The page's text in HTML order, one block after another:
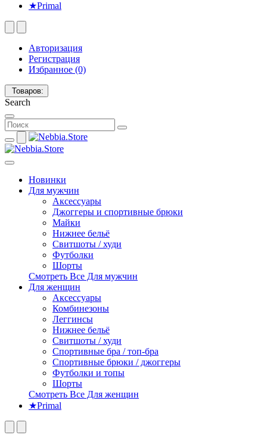
★Primal
Авторизация
Регистрация
Избранное (0)
Товаров:
Search
Новинки
Для мужчин
Аксессуары
Джоггеры и спортивные брюки
Майки
Нижнее бельё
Свитшоты / худи
Футболки
Шорты
Смотреть Все Для мужчин
Для женщин
Аксессуары
Комбинезоны
Леггинсы
Нижнее бельё
Свитшоты / худи
Спортивные бра / топ-бра
Спортивные брюки / джоггеры
Футболки и топы
Шорты
Смотреть Все Для женщин
★Primal